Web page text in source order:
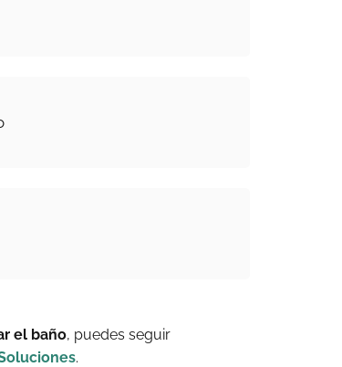
el baño, puedes seguir
.